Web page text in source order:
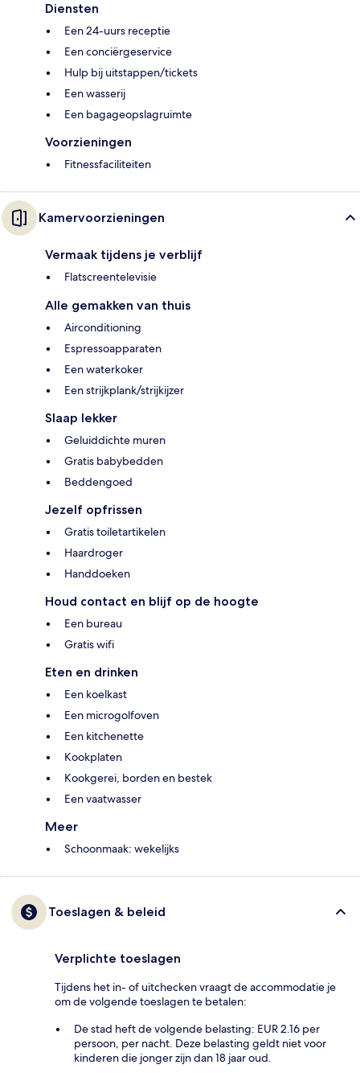
Diensten
Een 24-uurs receptie
Een conciërgeservice
Hulp bij uitstappen/tickets
Een wasserij
Een bagageopslagruimte
Voorzieningen
Fitnessfaciliteiten
Kamervoorzieningen
Vermaak tijdens je verblijf
Flatscreentelevisie
Alle gemakken van thuis
Airconditioning
Espressoapparaten
Een waterkoker
Een strijkplank/strijkijzer
Slaap lekker
Geluiddichte muren
Gratis babybedden
Beddengoed
Jezelf opfrissen
Gratis toiletartikelen
Haardroger
Handdoeken
Houd contact en blijf op de hoogte
Een bureau
Gratis wifi
Eten en drinken
Een koelkast
Een microgolfoven
Een kitchenette
Kookplaten
Kookgerei, borden en bestek
Een vaatwasser
Meer
Schoonmaak: wekelijks
Toeslagen & beleid
Verplichte toeslagen
Tijdens het in- of uitchecken vraagt de accommodatie je
om de volgende toeslagen te betalen:
De stad heft de volgende belasting: EUR 2.16 per
persoon, per nacht. Deze belasting geldt niet voor
kinderen die jonger zijn dan 18 jaar oud.